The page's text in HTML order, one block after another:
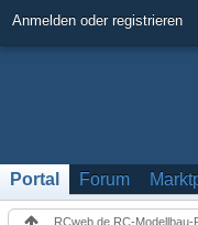
Anmelden oder registrieren
Portal Forum
RCweb.de RC-Modellbau-